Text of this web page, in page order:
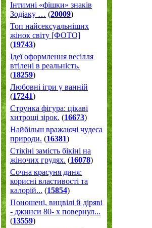
Інтимні «фішки» знаків
Зодіаку … (20009)
Топ найсексуальніших
жінок світу [ФОТО]
(19743)
Ідеї оформлення весілля
втілені в реальність.
(18259)
Любовні ігри у ванній
(17241)
Струнка фігура: цікаві
хитрощі зірок. (16673)
Найбільш вражаючі чудеса
природи. (16381)
Стікіні замість бікіні на
жіночих грудях. (16078)
Сочна красуня диня:
корисні властивості та
калорій... (15854)
Поношені, вицвілі й діряві
- джинси 80- х повернул...
(13559)